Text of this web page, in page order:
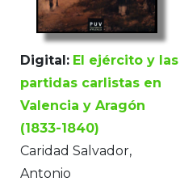
Digital: El ejército y las
partidas carlistas en
Valencia y Aragón
(1833-1840)
Caridad Salvador,
Antonio